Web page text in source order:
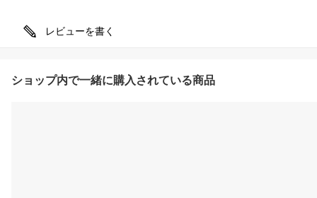
レビューを書く
ショップ内で一緒に購入されている商品